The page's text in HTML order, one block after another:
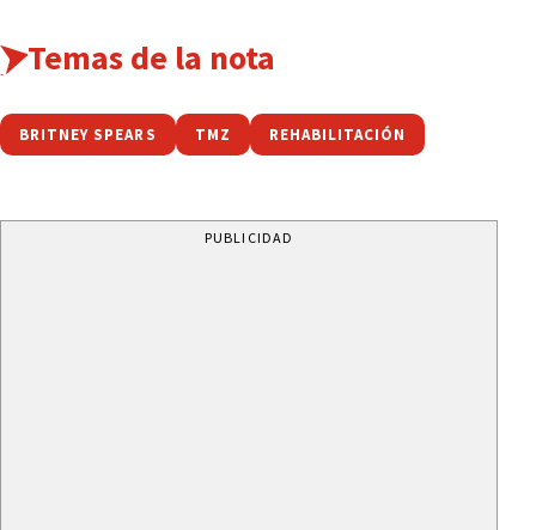
Temas de la nota
BRITNEY SPEARS TMZ REHABILITACIÓN
PUBLICIDAD